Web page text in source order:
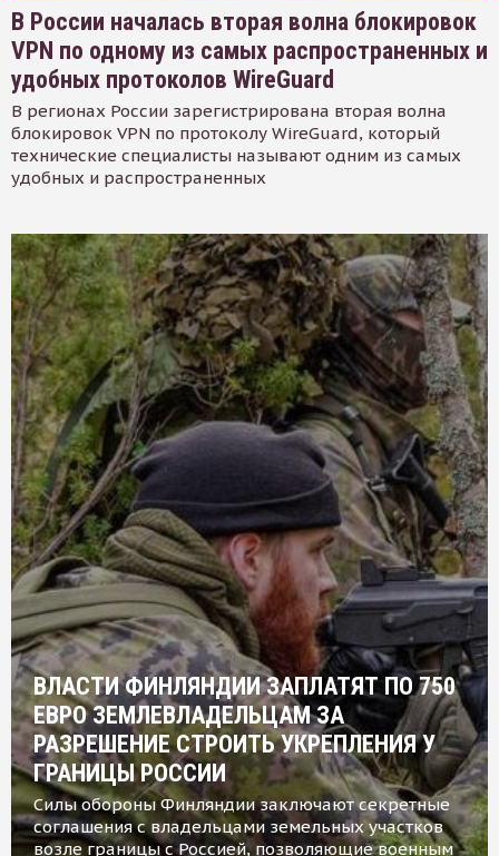
В России началась вторая волна блокировок
VPN по одному из самых распространенных и
удобных протоколов WireGuard
В регионах России зарегистрирована вторая волна
блокировок VPN по протоколу WireGuard, который
технические специалисты называют одним из самых
удобных и распространенных
ВЛАСТИ ФИНЛЯНДИИ ЗАПЛАТЯТ ПО 750
ЕВРО ЗЕМЛЕВЛАДЕЛЬЦАМ ЗА
РАЗРЕШЕНИЕ СТРОИТЬ УКРЕПЛЕНИЯ У
ГРАНИЦЫ РОССИИ
Силы обороны Финляндии заключают секретные
соглашения с владельцами земельных участков
возле границы с Россией, позволяющие военным